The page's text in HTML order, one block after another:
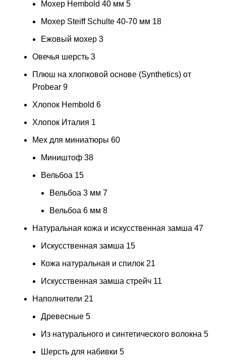
Мохер Hembold 40 мм 5
Мохер Steiff Schulte 40-70 мм 18
Ежовый мохер 3
Овечья шерсть 3
Плюш на хлопковой основе (Synthetics) от
Probear 9
Хлопок Hembold 6
Хлопок Италия 1
Мех для миниатюры 60
Миништоф 38
Вельбоа 15
Вельбоа 3 мм 7
Вельбоа 6 мм 8
Натуральная кожа и искусственная замша 47
Искусственная замша 15
Кожа натуральная и спилок 21
Искусственная замша стрейч 11
Наполнители 21
Древесные 5
Из натурального и синтетического волокна 5
Шерсть для набивки 5